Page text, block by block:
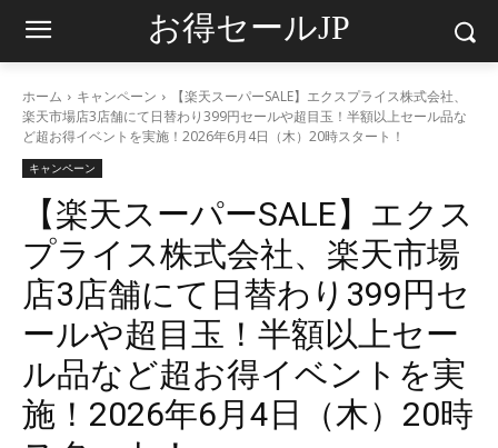
お得セールJP
ホーム キャンペーン
【楽天スーパーSALE】エクスプライス株式会社、
楽天市場店3店舗にて日替わり399円セールや超目玉！半額以上セール品な
ど超お得イベントを実施！2026年6月4日（木）20時スタート！
キャンペーン
【楽天スーパーSALE】エクス
プライス株式会社、楽天市場
店3店舗にて日替わり399円セ
ールや超目玉！半額以上セー
ル品など超お得イベントを実
施！2026年6月4日（木）20時